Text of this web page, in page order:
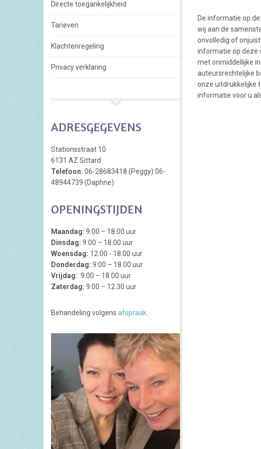
Directe toegankelijkheid
Tarieven
Klachtenregeling
Privacy verklaring
ADRESGEGEVENS
Stationsstraat 10
6131 AZ Sittard
Telefoon: 06-28683418 (Peggy) 06-
48944739 (Daphne)
OPENINGSTIJDEN
Maandag: 9.00 – 18.00 uur
Dinsdag: 9.00 – 18.00 uur
Woensdag: 12.00 - 18.00 uur
Donderdag: 9.00 – 18.00 uur
Vrijdag: 9.00 – 18.00 uur
Zaterdag: 9.00 – 12.30 uur
Behandeling volgens afspraak
De informatie op
wij aan de
onvolledig of
informatie op deze
met onmiddellijke
auteursrechtelijke
onze uitdrukkelijke
informatie voor u